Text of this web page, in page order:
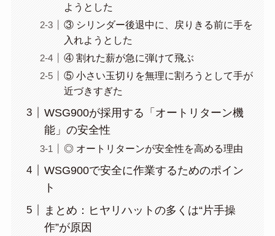
ようとした
③ シリンダー後退中に、戻りきる前に手を
入れようとした
④ 割れた薪が急に弾けて飛ぶ
⑤ 小さい玉切りを無理に割ろうとして手が
近づきすぎた
WSG900が採用する「オートリターン機
能」の安全性
◎ オートリターンが安全性を高める理由
WSG900で安全に作業するためのポイン
ト
まとめ：ヒヤリハットの多くは“片手操
作”が原因